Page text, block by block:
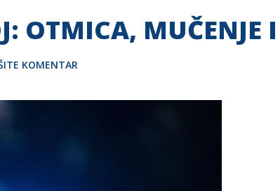
OTMICA, MUČENJE
KOMENTAR